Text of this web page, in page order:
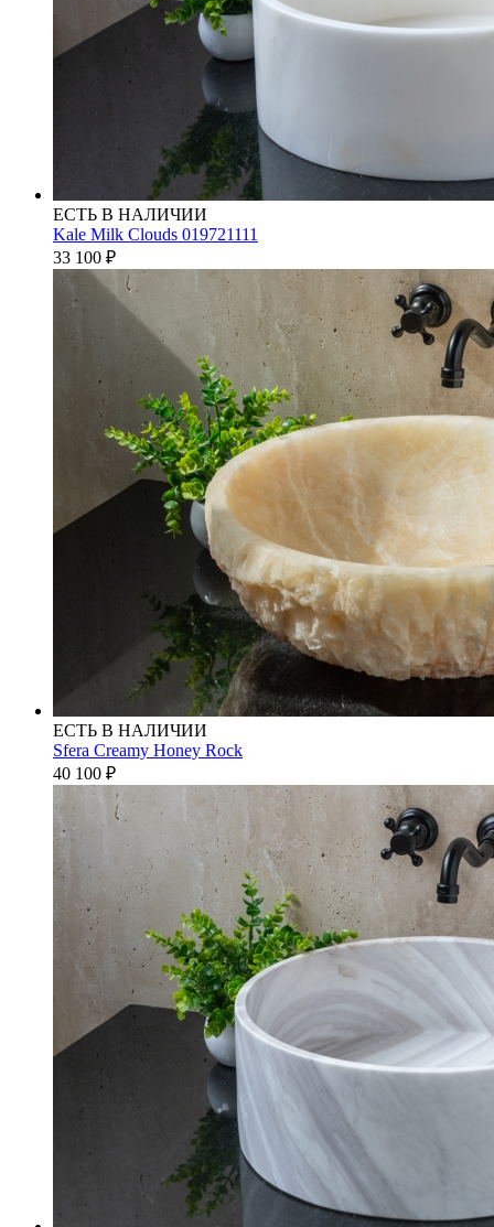
ЕСТЬ В НАЛИЧИИ
Kale Milk Clouds 019721111
33 100 ₽
ЕСТЬ В НАЛИЧИИ
Sfera Creamy Honey Rock
40 100 ₽